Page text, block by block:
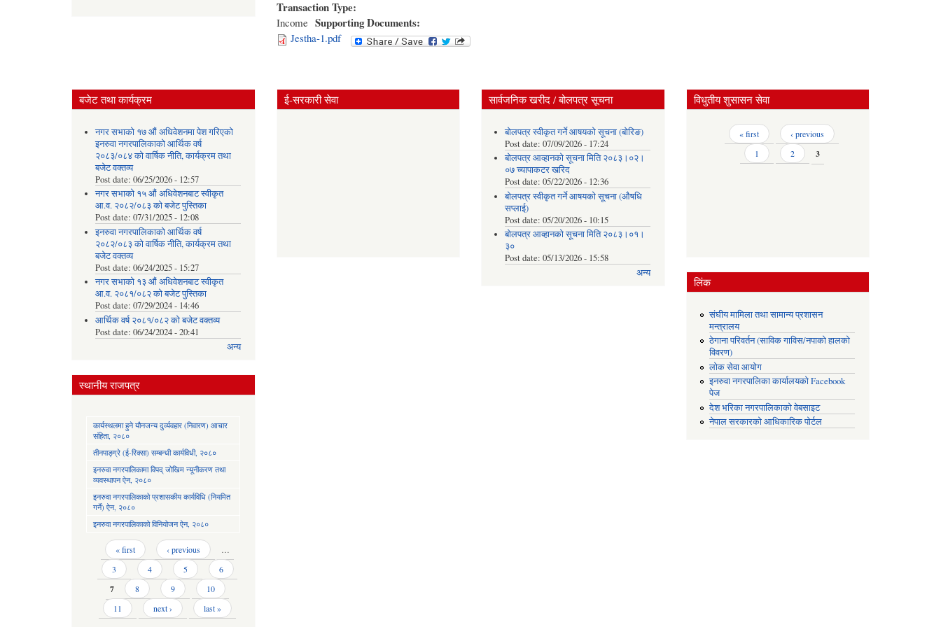
Transaction Type:
Income Supporting Documents:
Jestha-1.pdf
बजेट तथा कार्यक्रम
नगर सभाको १७ औं अधिवेशनमा पेश गरिएको
इनरुवा नगरपालिकाको आर्थिक वर्ष
२०८३/०८४ को वार्षिक नीति, कार्यक्रम तथा
बजेट वक्तव्य
Post date: 06/25/2026 - 12:57
नगर सभाको १५ औं अधिवेशनबाट स्वीकृत
आ.व. २०८२/०८३ को बजेट पुस्तिका
Post date: 07/31/2025 - 12:08
इनरुवा नगरपालिकाको आर्थिक वर्ष
२०८२/०८३ को वार्षिक नीति, कार्यक्रम तथा
बजेट वक्तव्य
Post date: 06/24/2025 - 15:27
नगर सभाको १३ औं अधिवेशनबाट स्वीकृत
आ.व. २०८१/०८२ को बजेट पुस्तिका
Post date: 07/29/2024 - 14:46
आर्थिक वर्ष २०८१/०८२ को बजेट वक्तव्य
Post date: 06/24/2024 - 20:41
अन्य
स्थानीय राजपत्र
कार्यस्थलमा हुने यौनजन्य दुर्व्यवहार (निवारण) आचार
संहिता, २०८०
तीनपाङ्ग्रे (ई-रिक्सा) सम्बन्धी कार्यविधी, २०८०
इनरुवा नगरपालिकामा विपद् जोखिम न्यूनीकरण तथा
व्यवस्थापन ऐन, २०८०
इनरुवा नगरपालिकाको प्रशासकीय कार्यविधि (नियमित
गर्ने) ऐन, २०८०
इनरुवा नगरपालिकाको विनियोजन ऐन, २०८०
Pages « first ‹ previous
…
3
4 5 6
7 8 9
10
11
next › last »
ई-सरकारी सेवा सार्वजनिक खरीद / बोलपत्र सूचना
बोलपत्र स्वीकृत गर्ने आषयको सूचना (बोरिङ)
Post date: 07/09/2026 - 17:24
बोलपत्र आव्हानको सूचना मिति २०८३।०२।
०७ च्यापाकटर खरिद
Post date: 05/22/2026 - 12:36
बोलपत्र स्वीकृत गर्ने आषयको सूचना (औषधि
सप्लाई)
Post date: 05/20/2026 - 10:15
बोलपत्र आव्हानको सूचना मिति २०८३।०१।
३०
Post date: 05/13/2026 - 15:58
अन्य
विधुतीय शुसासन सेवा
Pages « first
‹ previous
1
2 3
लिंक
संघीय मामिला तथा सामान्य प्रशासन
मन्त्रालय
ठेगाना परिवर्तन (साविक गाविस/नपाको हालको
विवरण)
लोक सेवा आयोग
इनरुवा नगरपालिका कार्यालयको Facebook
पेज
देश भरिका नगरपालिकाको वेबसाइट
नेपाल सरकारको आधिकारिक पोर्टल